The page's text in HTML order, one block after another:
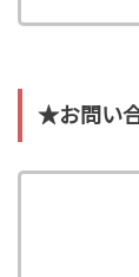
★お問い